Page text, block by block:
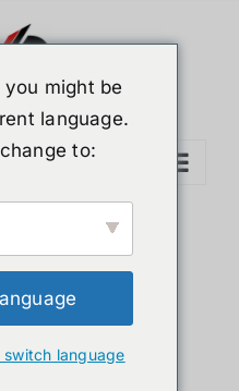
might be
language.
to:
language